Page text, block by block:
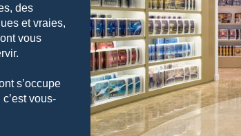
Les principes de base de la Scientologie
La Dianétique : Une introduction
Amour et haine –
Qu’est-ce que la grandeur ?
entier
David
de la
des
et vraies,
vous
s’occupe
vous-